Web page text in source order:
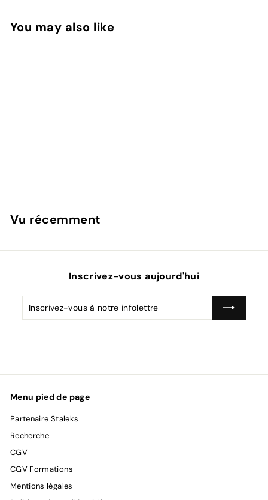
You may also like
5
0
Vu récemment
Inscrivez-vous aujourd'hui
Inscrivez-
vous
S'inscrire
Menu pied de page
Partenaire Staleks
Recherche
CGV
CGV Formations
Mentions légales